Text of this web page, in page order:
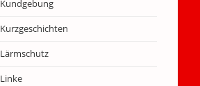
Kundgebung
Kurzgeschichten
Lärmschutz
Linke